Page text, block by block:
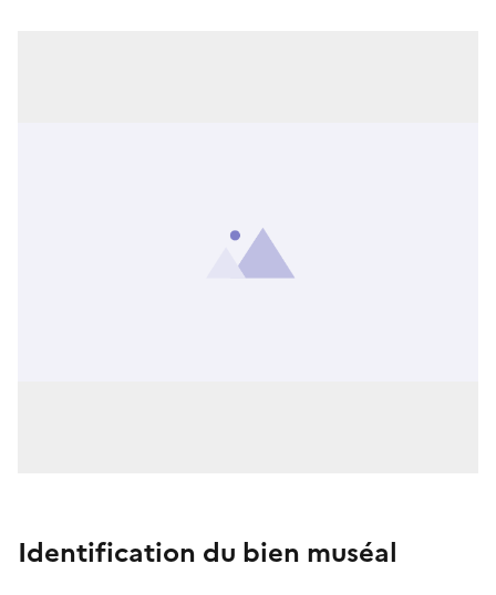
Identification du bien muséal